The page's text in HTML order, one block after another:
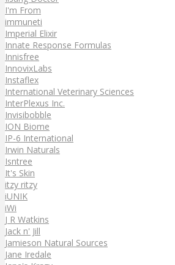
I'm From
immuneti
Imperial Elixir
Innate Response Formulas
Innisfree
InnovixLabs
Instaflex
International Veterinary Sciences
InterPlexus Inc.
Invisibobble
ION Biome
IP-6 International
Irwin Naturals
Isntree
It's Skin
itzy ritzy
iUNIK
iWi
J R Watkins
Jack n' Jill
Jamieson Natural Sources
Jane Iredale